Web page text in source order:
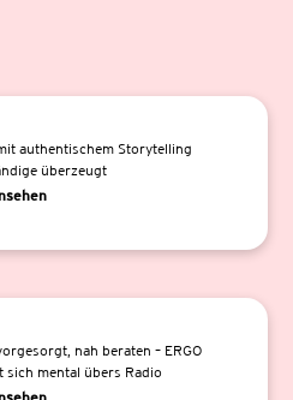
authentischem Storytelling
überzeugt
nah beraten – ERGO
sich mental übers Radio